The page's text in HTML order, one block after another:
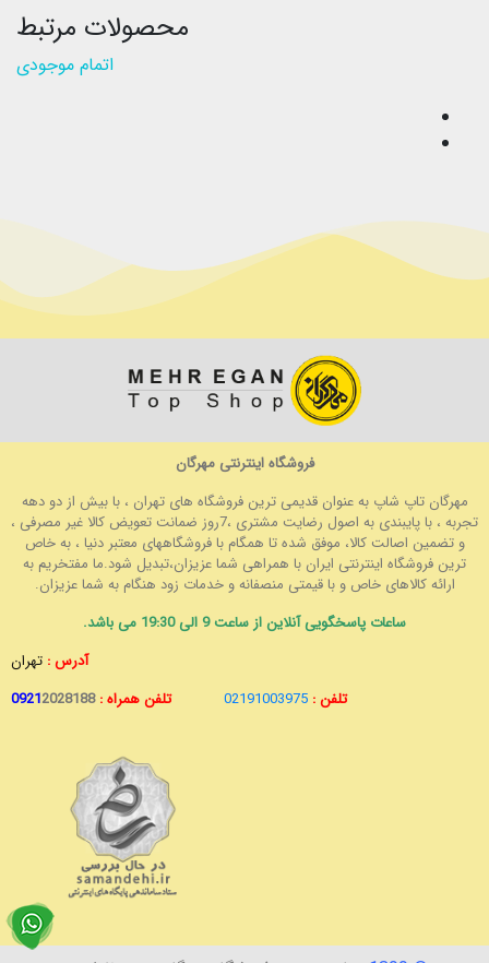
محصولات مرتبط
اتمام موجودی
فروشگاه اینترنتی مهرگان
مهرگان تاپ شاپ به عنوان قدیمی ترین فروشگاه های تهران ، با بیش از دو دهه
تجربه ، با پایبندی به اصول رضایت مشتری ،7روز ضمانت تعویض کالا غیر مصرفی ،
و تضمین اصالت کالا، موفق شده تا همگام با فروشگاههای معتبر دنیا ، به خاص
ترین فروشگاه اینترنتی ایران با همراهی شما عزیزان،تبدیل شود.ما مفتخریم به
ارائه کالاهای خاص و با قیمتی منصفانه و خدمات زود هنگام به شما عزیزان.
ساعات پاسخگویی آنلاین از ساعت 9 الی 19:30 می باشد.
آدرس : تهران
تلفن : 02191003975 تلفن همراه : 09212028188